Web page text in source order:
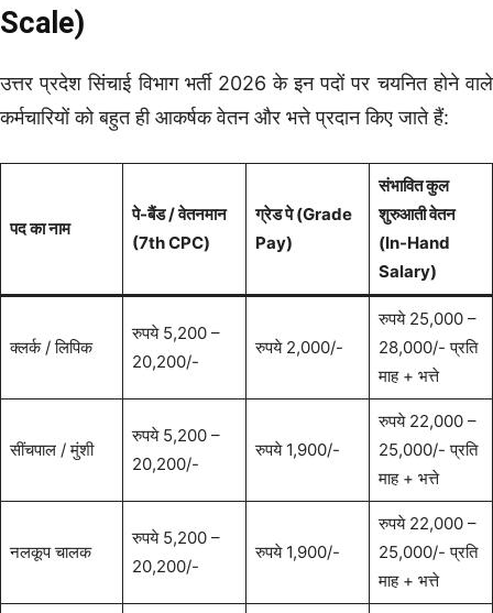
Scale)
उत्तर प्रदेश सिंचाई विभाग भर्ती 2026 के इन पदों पर चयनित होने वाले
कर्मचारियों को बहुत ही आकर्षक वेतन और भत्ते प्रदान किए जाते हैं:
पद का नाम
पे-बैंड / वेतनमान
(7th CPC)
ग्रेड पे (Grade
Pay)
संभावित कुल
शुरुआती वेतन
(In-Hand
Salary)
क्लर्क / लिपिक
रुपये 5,200 –
20,200/-
रुपये 2,000/-
रुपये 25,000 –
28,000/- प्रति
माह + भत्ते
सींचपाल / मुंशी
रुपये 5,200 –
20,200/-
रुपये 1,900/-
रुपये 22,000 –
25,000/- प्रति
माह + भत्ते
नलकूप चालक
रुपये 5,200 –
20,200/-
रुपये 1,900/-
रुपये 22,000 –
25,000/- प्रति
माह + भत्ते